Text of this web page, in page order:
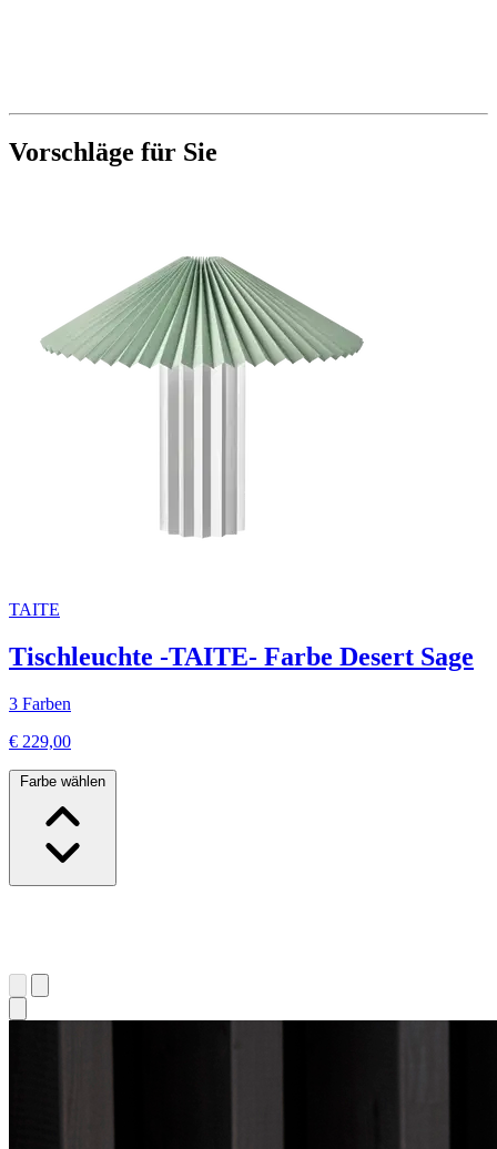
Vorschläge für Sie
TAITE
Tischleuchte -TAITE- Farbe Desert Sage
3 Farben
€ 229,00
Farbe wählen